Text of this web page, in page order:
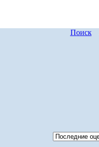
Поиск